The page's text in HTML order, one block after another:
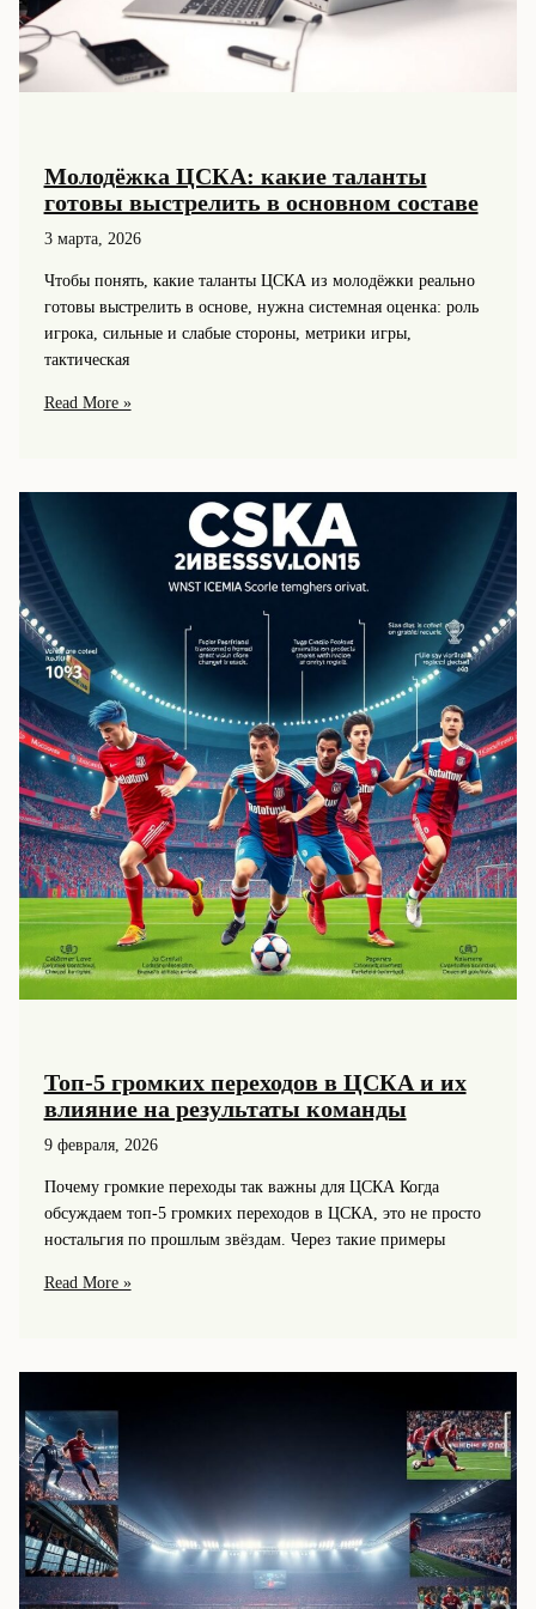
Молодёжка ЦСКА: какие таланты
готовы выстрелить в основном составе
3 марта, 2026
Чтобы понять, какие таланты ЦСКА из молодёжки реально
готовы выстрелить в основе, нужна системная оценка: роль
игрока, сильные и слабые стороны, метрики игры,
тактическая
Молодёжка
выстрелить
в
основном
составе
Read More »
Топ-5 громких переходов в ЦСКА и их
влияние на результаты команды
9 февраля, 2026
Почему громкие переходы так важны для ЦСКА Когда
обсуждаем топ-5 громких переходов в ЦСКА, это не просто
ностальгия по прошлым звёздам. Через такие примеры
Топ-5
и
их
влияние
на
результаты
команды
Read More »